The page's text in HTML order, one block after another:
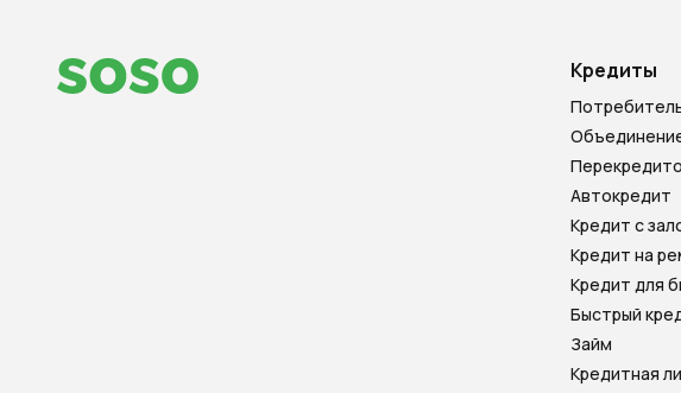
Кредиты
Автокредит
Кредит с
Кредит на
Кредит для
Быстрый
Займ
Кредитная